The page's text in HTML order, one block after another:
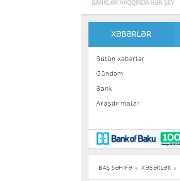
XƏBƏRLƏR
Bütün xəbərlər
Gündəm
Bank
Araşdırmalar
Maraqlı
BancoTV
Müsahibə
BAŞ SƏHIFƏ XƏBƏRLƏR